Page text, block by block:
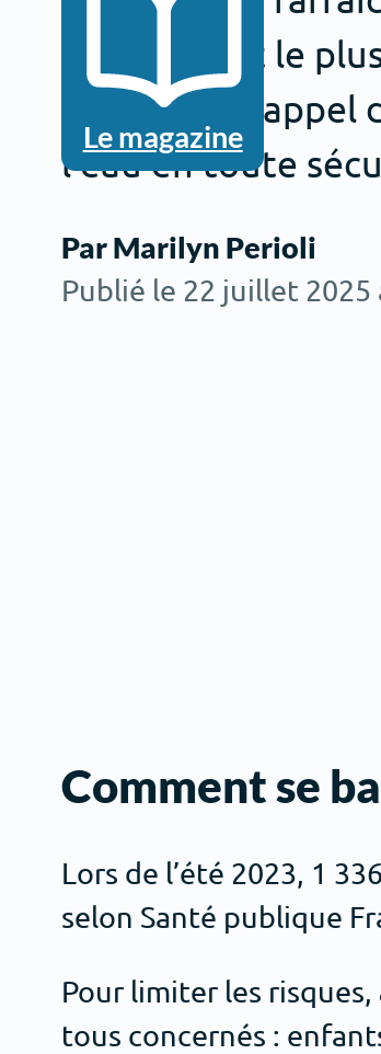
Le magazine
surviennent le
mortelles.
l’eau en toute
Par Marilyn Perioli
Publié le 22 juillet 2025
Comment se
Lors de l’été 2023, 1
selon Santé publique
Pour limiter les risques,
tous concernés :